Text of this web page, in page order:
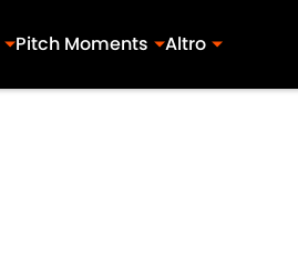
Pitch Moments Altro